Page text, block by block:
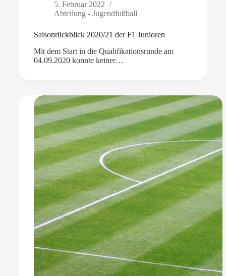
5. Februar 2022
Abteilung - Jugendfußball
Saisonrückblick 2020/21 der F1 Junioren
Mit dem Start in die Qualifikationsrunde am
04.09.2020 konnte keiner…